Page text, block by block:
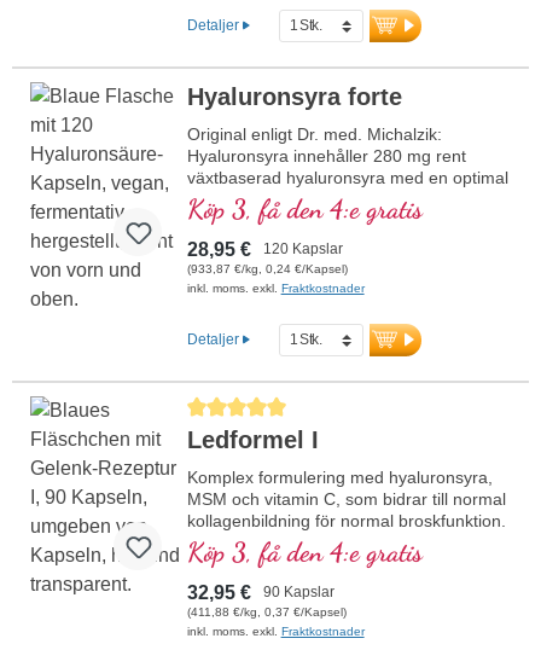
Detaljer
Hyaluronsyra forte
Original enligt Dr. med. Michalzik:
Hyaluronsyra innehåller 280 mg rent
växtbaserad hyaluronsyra med en optimal
partikelstorlek på 500K Dalton per
dagsdos (1 kapsel). Detta högkvalitativa
kosttillskott tillverkas i Tyskland och är fritt
från tillsatser.
Köp 3, få den 4:e gratis
28,95 € 120 Kapslar
(933,87 €/kg, 0,24 €/Kapsel)
inkl. moms. exkl. Fraktkostnader
Detaljer
Genomsnittligt betyg på 5 av 5 stjärnor
Ledformel I
Komplex formulering med hyaluronsyra,
MSM och vitamin C, som bidrar till normal
kollagenbildning för normal broskfunktion.
För specifik tillförsel till broskiga
ledstrukturer i en optimal
sammansättning.
Köp 3, få den 4:e gratis
32,95 € 90 Kapslar
(411,88 €/kg, 0,37 €/Kapsel)
inkl. moms. exkl. Fraktkostnader